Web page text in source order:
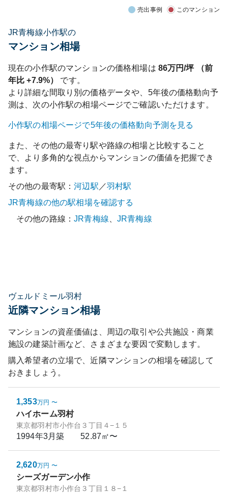
売出事例 このマンション
JR青梅線小作駅の
マンション相場
現在の小作駅のマンションの価格相場は 86万円/坪 （前
年比+7.9%）
です。
より詳細な間取り別の価格データや、5年後の価格動向予
測は、次の小作駅の相場ページでご確認いただけます。
小作駅の相場ページで5年後の価格動向予測を見る
また、その他の最寄り駅や路線の相場と比較すること
で、より多角的な視点からマンションの価値を把握でき
ます。
その他の最寄駅：河辺 駅 ／羽村駅
JR青梅線の他の駅相場を確認する
その他の路線：JR青梅線 JR青梅線
ヴェルドミール羽村
近隣マンション相場
マンションの資産価値は、周辺の取引や公共施設・商業
施設の建築計画など、さまざまな要因で変動します。
購入希望者の立場で、近隣マンションの相場を確認して
おきましょう。
1,353万円 〜
ハイホーム羽村
東京都羽村市小作台３丁目４−１５
1994年3月築 52.87㎡〜
2,620万円 〜
シーズガーデン小作
東京都羽村市小作台３丁目１８−１